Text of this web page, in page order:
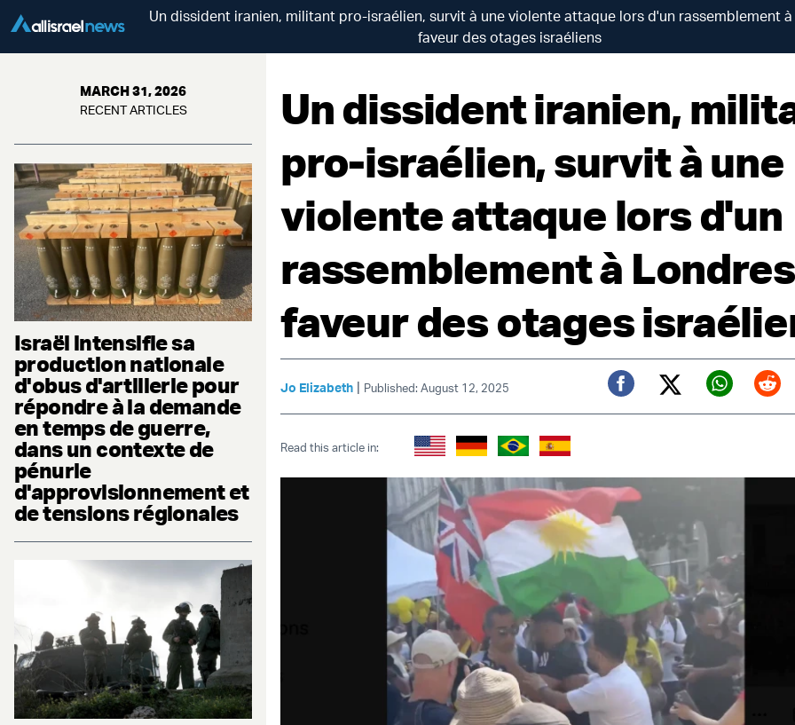
Un dissident iranien, militant pro-israélien, survit à une violente attaque lors d'un rassemblement
faveur des otages israéliens
MARCH 31, 2026
RECENT ARTICLES
Israël intensifie sa
production nationale
d'obus d'artillerie pour
répondre à la demande
en temps de guerre,
dans un contexte de
pénurie
d'approvisionnement et
de tensions régionales
Un dissident iranien,
pro-israélien, survit à une
violente attaque lors d'un
rassemblement à
faveur des otages
Jo Elizabeth | Published: August 12, 2025
Facebook
Twitter (X)
Read this article in: